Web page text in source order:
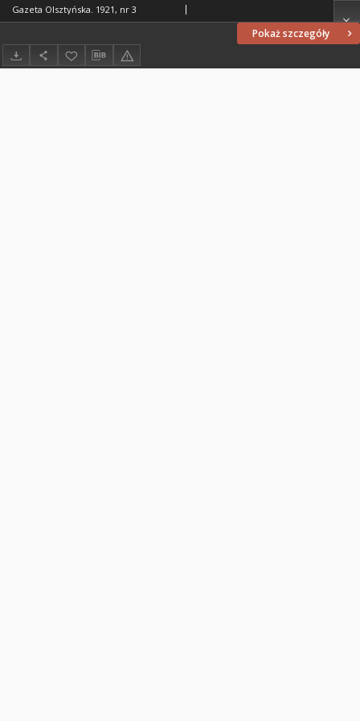
Pokaż szczegóły
Gazeta Olsztyńska. 1921, nr 3